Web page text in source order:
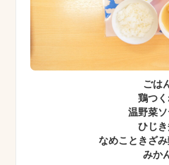
ごは
鶏つ
温野菜
ひじ
なめこときざ
みか